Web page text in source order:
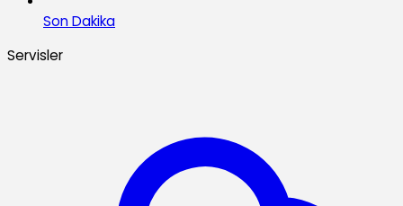
Son Dakika
Servisler